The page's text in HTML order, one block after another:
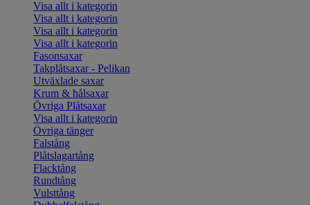
Visa allt i kategorin
Visa allt i kategorin
Visa allt i kategorin
Visa allt i kategorin
Fasonsaxar
Takplåtsaxar - Pelikan
Utväxlade saxar
Krum & hålsaxar
Övriga Plåtsaxar
Visa allt i kategorin
Övriga tänger
Falstång
Plåtslagartång
Flacktång
Rundtång
Vulsttång